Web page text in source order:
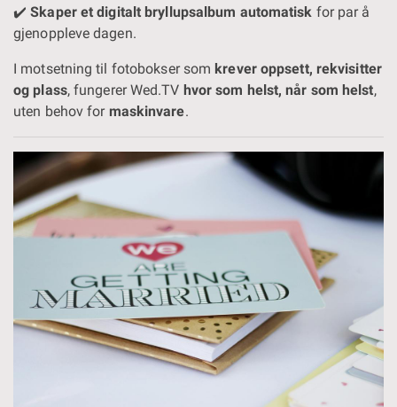
✔️Skaper et digitalt bryllupsalbum automatisk for par å
gjenoppleve dagen.
I motsetning til fotobokser som krever oppsett, rekvisitter
og plass, fungerer Wed.TV hvor som helst, når som helst,
uten behov for maskinvare.